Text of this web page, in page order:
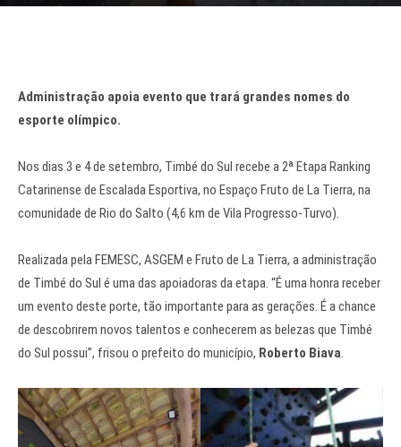
Administração apoia evento que trará grandes nomes do
esporte olímpico.
Nos dias 3 e 4 de setembro, Timbé do Sul recebe a 2ª Etapa Ranking
Catarinense de Escalada Esportiva, no Espaço Fruto de La Tierra, na
comunidade de Rio do Salto (4,6 km de Vila Progresso-Turvo).
Realizada pela FEMESC, ASGEM e Fruto de La Tierra, a administração
de Timbé do Sul é uma das apoiadoras da etapa. “É uma honra receber
um evento deste porte, tão importante para as gerações. É a chance
de descobrirem novos talentos e conhecerem as belezas que Timbé
do Sul possui”, frisou o prefeito do município, Roberto Biava.